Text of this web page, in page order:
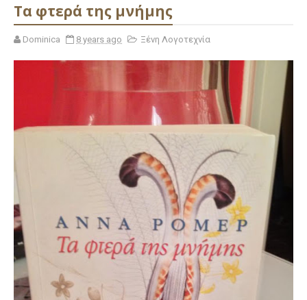
Τα φτερά της μνήμης
Dominica 8 years ago Ξένη Λογοτεχνία